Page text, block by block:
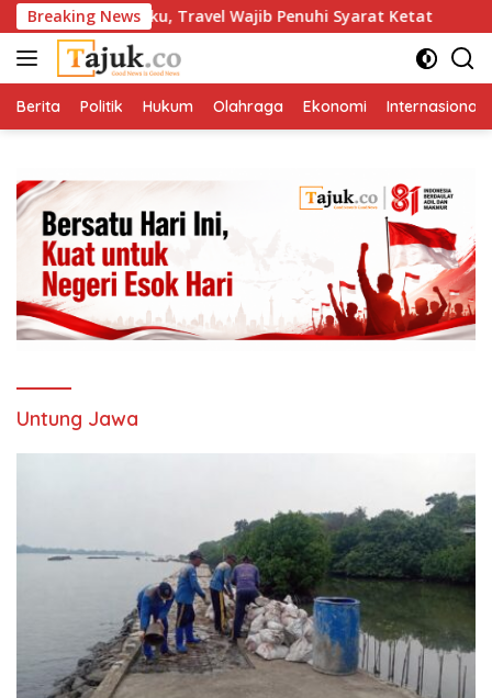
Langsung
ke
konten
Breaking News
Resmi Berlaku, Travel Wajib Penuhi Syarat Ketat
Berita Politik Hukum Olahraga Ekonomi Internasional
Untung Jawa